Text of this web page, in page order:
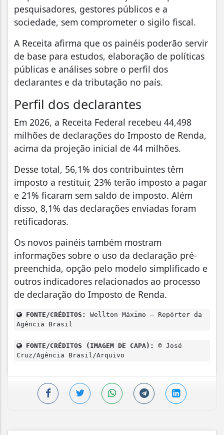
pesquisadores, gestores públicos e a
sociedade, sem comprometer o sigilo fiscal.
A Receita afirma que os painéis poderão servir
de base para estudos, elaboração de políticas
públicas e análises sobre o perfil dos
declarantes e da tributação no país.
Perfil dos declarantes
Em 2026, a Receita Federal recebeu 44,498
milhões de declarações do Imposto de Renda,
acima da projeção inicial de 44 milhões.
Desse total, 56,1% dos contribuintes têm
imposto a restituir, 23% terão imposto a pagar
e 21% ficaram sem saldo de imposto. Além
disso, 8,1% das declarações enviadas foram
retificadoras.
Os novos painéis também mostram
informações sobre o uso da declaração pré-
preenchida, opção pelo modelo simplificado e
outros indicadores relacionados ao processo
de declaração do Imposto de Renda.
FONTE/CRÉDITOS:
Wellton Máximo – Repórter da
Agência Brasil
FONTE/CRÉDITOS (IMAGEM DE CAPA):
© José
Cruz/Agência Brasil/Arquivo